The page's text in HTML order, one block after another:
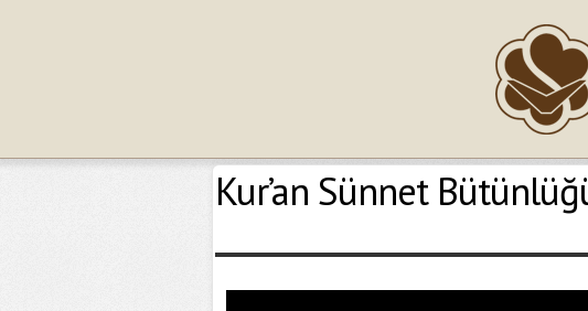
Kur’an Sünnet İsminiz (*)